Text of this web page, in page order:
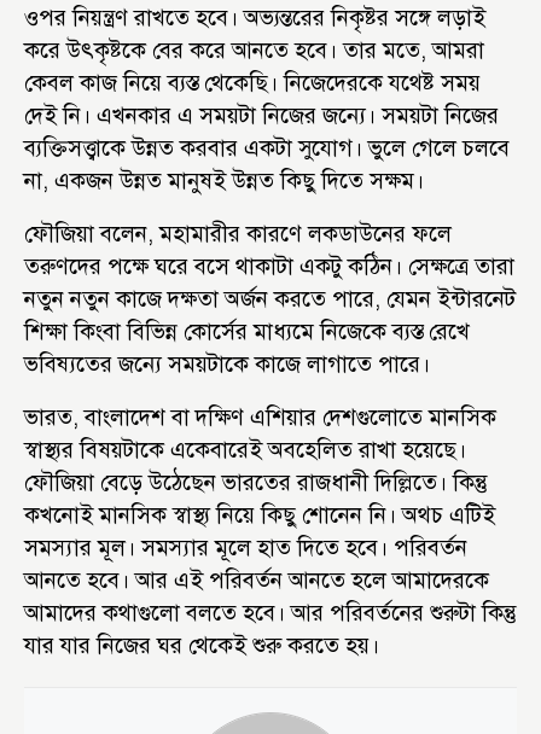
ওপর নিয়ন্ত্রণ রাখতে হবে। অভ্যন্তরের নিকৃষ্টর সঙ্গে লড়াই
করে উৎকৃষ্টকে বের করে আনতে হবে। তার মতে, আমরা
কেবল কাজ নিয়ে ব্যস্ত থেকেছি। নিজেদেরকে যথেষ্ট সময়
দেই নি। এখনকার এ সময়টা নিজের জন্যে। সময়টা নিজের
ব্যক্তিসত্ত্বাকে উন্নত করবার একটা সুযোগ। ভুলে গেলে চলবে
না, একজন উন্নত মানুষই উন্নত কিছু দিতে সক্ষম।
ফৌজিয়া বলেন, মহামারীর কারণে লকডাউনের ফলে
তরুণদের পক্ষে ঘরে বসে থাকাটা একটু কঠিন। সেক্ষত্রে তারা
নতুন নতুন কাজে দক্ষতা অর্জন করতে পারে, যেমন ইন্টারনেট
শিক্ষা কিংবা বিভিন্ন কোর্সের মাধ্যমে নিজেকে ব্যস্ত রেখে
ভবিষ্যতের জন্যে সময়টাকে কাজে লাগাতে পারে।
ভারত, বাংলাদেশ বা দক্ষিণ এশিয়ার দেশগুলোতে মানসিক
স্বাস্থ্যর বিষয়টাকে একেবারেই অবহেলিত রাখা হয়েছে।
ফৌজিয়া বেড়ে উঠেছেন ভারতের রাজধানী দিল্লিতে। কিন্তু
কখনোই মানসিক স্বাস্থ্য নিয়ে কিছু শোনেন নি। অথচ এটিই
সমস্যার মূল। সমস্যার মূলে হাত দিতে হবে। পরিবর্তন
আনতে হবে। আর এই পরিবর্তন আনতে হলে আমাদেরকে
আমাদের কথাগুলো বলতে হবে। আর পরিবর্তনের শুরুটা কিন্তু
যার যার নিজের ঘর থেকেই শুরু করতে হয়।